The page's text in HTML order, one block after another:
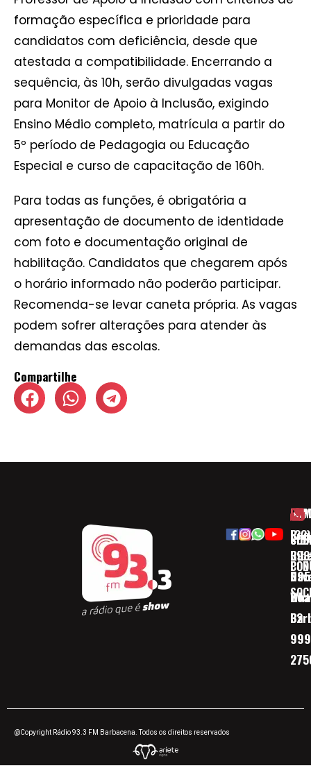
formação específica e prioridade para
candidatos com deficiência, desde que
atestada a compatibilidade. Encerrando a
sequência, às 10h, serão divulgadas vagas
para Monitor de Apoio à Inclusão, exigindo
Ensino Médio completo, matrícula a partir do
5º período de Pedagogia ou Educação
Especial e curso de capacitação de 160h.
Para todas as funções, é obrigatória a
apresentação de documento de identidade
com foto e documentação original de
habilitação. Candidatos que chegarem após
o horário informado não poderão participar.
Recomenda-se levar caneta própria. As vagas
podem sofrer alterações para atender às
demandas das escolas.
Compartilhe
(32)
32
@Copyright Rádio 93.3 FM Barbacena. Todos os direitos reservados